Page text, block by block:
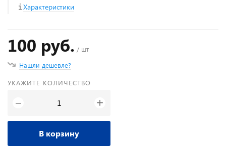
Характеристики
100 руб. / шт
Нашли дешевле?
УКАЖИТЕ КОЛИЧЕСТВО
− +
В корзину